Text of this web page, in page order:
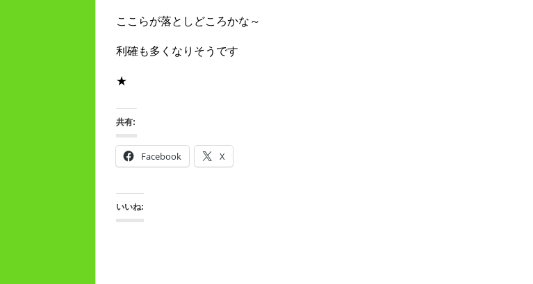
ここらが落としどころかな～
利確も多くなりそうです
★
共有:
Facebook X
いいね: